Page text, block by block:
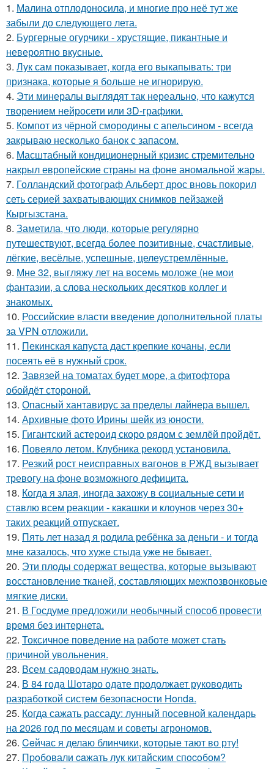
1. Малина отплодоносила, и многие про неё тут же
забыли до следующего лета.
2. Бургерные огурчики - хрустящие, пикантные и
невероятно вкусные.
3. Лук сам показывает, когда его выкапывать: три
признака, которые я больше не игнорирую.
4. Эти минералы выглядят так нереально, что кажутся
творением нейросети или 3D-графики.
5. Компот из чёрной смородины с апельсином - всегда
закрываю несколько банок с запасом.
6. Масштабный кондиционерный кризис стремительно
накрыл европейские страны на фоне аномальной жары.
7. Голландский фотограф Альберт дрос вновь покорил
сеть серией захватывающих снимков пейзажей
Кыргызстана.
8. Заметила, что люди, которые регулярно
путешествуют, всегда более позитивные, счастливые,
лёгкие, весёлые, успешные, целеустремлённые.
9. Мне 32, выгляжу лет на восемь моложе (не мои
фантазии, а слова нескольких десятков коллег и
знакомых.
10. Российские власти введение дополнительной платы
за VPN отложили.
11. Пекинская капуста даст крепкие кочаны, если
посеять её в нужный срок.
12. Завязей на томатах будет море, а фитофтора
обойдёт стороной.
13. Опасный хантавирус за пределы лайнера вышел.
14. Архивные фото Ирины шейк из юности.
15. Гигантский астероид скоро рядом с землёй пройдёт.
16. Повеяло летом. Клубника рекорд установила.
17. Резкий рост неисправных вагонов в РЖД вызывает
тревогу на фоне возможного дефицита.
18. Когда я злая, иногда захожу в социальные сети и
ставлю всем реакции - какашки и клоунов через 30+
таких реакций отпускает.
19. Пять лет назад я родила ребёнка за деньги - и тогда
мне казалось, что хуже стыда уже не бывает.
20. Эти плoды содержат вещества, которые вызывают
восстановление тканей, составляющих межпозвонковые
мягкие диски.
21. В Госдуме предложили необычный способ провести
время без интернета.
22. Токсичное поведение на работе может стать
причиной увольнения.
23. Всем садоводам нужно знать.
24. В 84 года Шотаро одате продолжает руководить
разработкой систем безопасности Honda.
25. Когда сажать рассаду: лунный посевной календарь
на 2026 год по месяцам и советы агрономов.
26. Ceйчас я делаю блинчики, которые тают во рту!
27. Пpoбовали caжать лук китaйским спocoбом?